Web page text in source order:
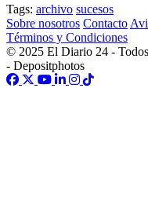
Tags: archivo sucesos
Sobre nosotros Contacto
Términos y Condiciones
© 2025 El Diario 24 - Todos
- Depositphotos